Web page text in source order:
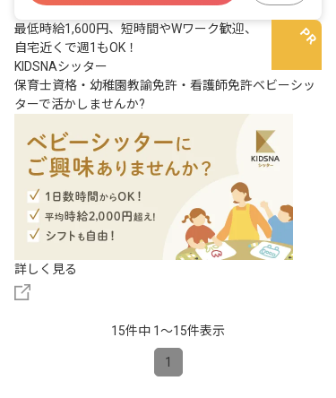
最低時給1,600円、短時間やWワーク歓迎、
自宅近くで週1もOK！
KIDSNAシッター
保育士資格・幼稚園教諭免許・看護師免許ベビーシッ
ターで活かしませんか?
詳しく見る
15件中 1〜15件表示
1